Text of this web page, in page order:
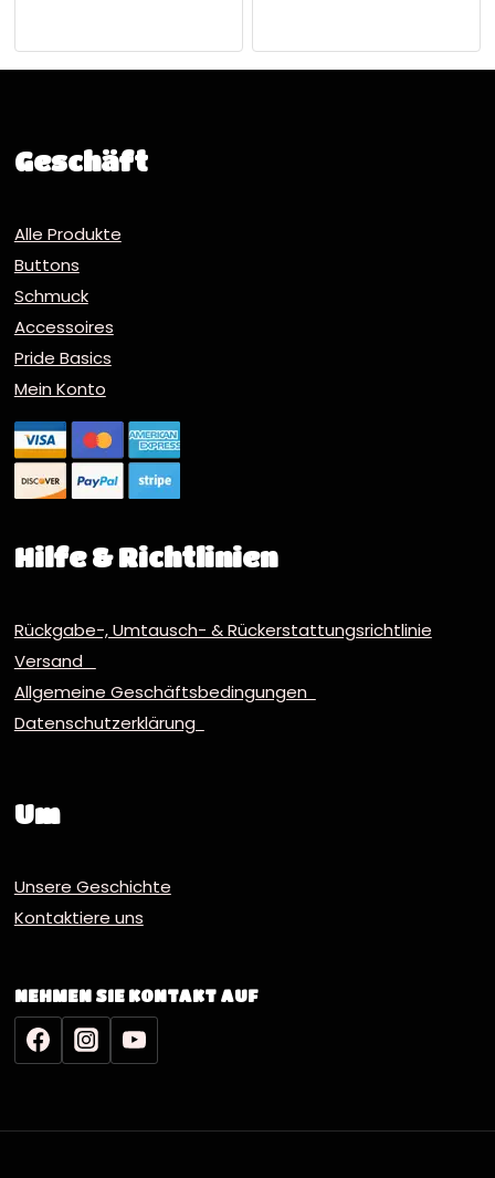
Geschäft
Alle Produkte
Buttons
Schmuck
Accessoires
Pride Basics
Mein Konto
Hilfe & Richtlinien
Rückgabe-, Umtausch- & Rückerstattungsrichtlinie
Versand
Allgemeine Geschäftsbedingungen
Datenschutzerklärung
Um
Unsere Geschichte
Kontaktiere uns
NEHMEN SIE KONTAKT AUF